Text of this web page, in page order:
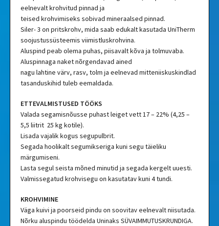
eelnevalt krohvitud pinnad ja
teised krohvimiseks sobivad mineraalsed pinnad.
Siler- 3 on pritskrohv, mida saab edukalt kasutada UniTherm
soojustussüsteemis viimistluskrohvina.
Aluspind peab olema puhas, piisavalt kõva ja tolmuvaba.
Aluspinnaga naket nõrgendavad ained
nagu lahtine värv, rasv, tolm ja eelnevad mitteniiskuskindlad
tasanduskihid tuleb eemaldada.
ETTEVALMISTUSED TÖÖKS
Valada segamisnõusse puhast leiget vett 17 – 22% (4,25 –
5,5 liitrit 25 kg kotile).
Lisada vajalik kogus segupulbrit.
Segada hoolikalt segumikseriga kuni segu täieliku
märgumiseni.
Lasta segul seista mõned minutid ja segada kergelt uuesti.
Valmissegatud krohvisegu on kasutatav kuni 4 tundi.
KROHVIMINE
Väga kuivi ja poorseid pindu on soovitav eelnevalt niisutada.
Nõrku aluspindu töödelda Uninaks SÜVAIMMUTUSKRUNDIGA.